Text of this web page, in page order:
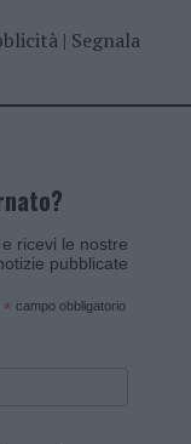
| Segnala
ricevi le nostre
pubblicate
* campo obbligatorio